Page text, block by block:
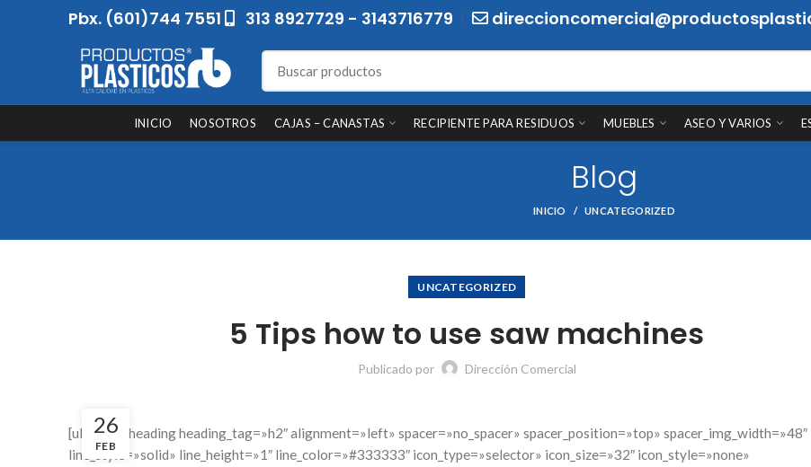
Pbx. (601)744 7551 313 8927729 - 3143716779
INICIO NOSOTROS CAJAS – CANASTAS RECIPIENTE PARA RESIDUOS MUEBLES ASEO Y VARIOS
Blog
INICIO UNCATEGORIZED
UNCATEGORIZED
5 Tips how to use saw machines
Publicado por Dirección Comercial
26
FEB
[ultimate_heading heading_tag=»h2″ alignment=»left» spacer=»no_spacer» spacer_position=»top» spacer_img_width=»48″
line_style=»solid» line_height=»1″ line_color=»#333333″ icon_type=»selector» icon_size=»32″ icon_style=»none»